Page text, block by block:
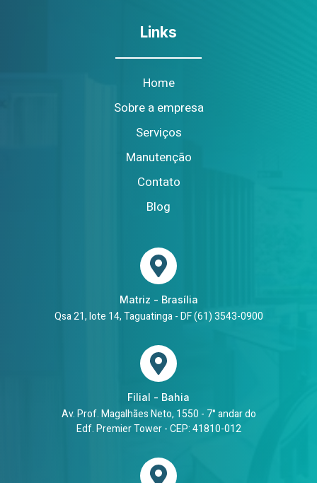
Links
Home
Sobre a empresa
Serviços
Manutenção
Contato
Blog
Matriz - Brasília
Qsa 21, lote 14, Taguatinga - DF (61) 3543-0900
Filial - Bahia
Av. Prof. Magalhães Neto, 1550 - 7° andar do
Edf. Premier Tower - CEP: 41810-012